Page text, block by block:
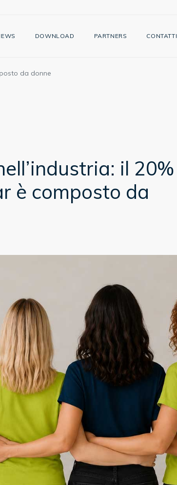
DOWNLOAD PARTNERS CONTATTI
da donne
il 20%
è composto da